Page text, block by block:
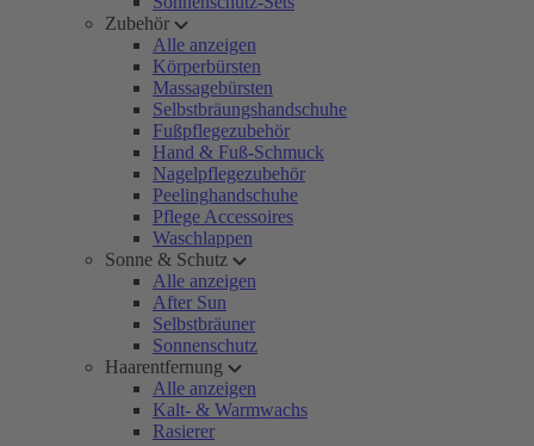
Zubehör
Alle anzeigen
Körperbürsten
Massagebürsten
Selbstbräungshandschuhe
Fußpflegezubehör
Hand & Fuß-Schmuck
Nagelpflegezubehör
Peelinghandschuhe
Pflege Accessoires
Waschlappen
Sonne & Schutz
Alle anzeigen
After Sun
Selbstbräuner
Sonnenschutz
Haarentfernung
Alle anzeigen
Kalt- & Warmwachs
Rasierer